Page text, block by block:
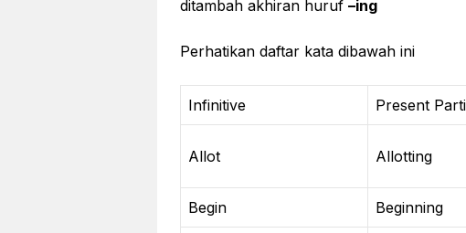
ditambah akhiran huruf –ing
Perhatikan daftar kata dibawah ini
Infinitive Present
Allot Allotting
Begin Beginning